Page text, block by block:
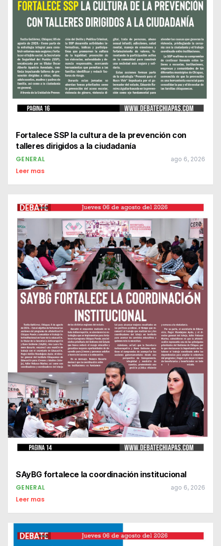
Fortalece SSP la cultura de la prevención con
talleres dirigidos a la ciudadanía
GENERAL ago 6, 2026
Leer mas
SAyBG fortalece la coordinación institucional
GENERAL ago 6, 2026
Leer mas